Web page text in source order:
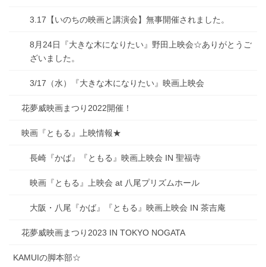
3.17【いのちの映画と講演会】無事開催されました。
8月24日『大きな木になりたい』野田上映会☆ありがとうご
ざいました。
3/17（水）『大きな木になりたい』映画上映会
花夢威映画まつり2022開催！
映画『ともる』上映情報★
長崎『かば』『ともる』映画上映会 IN 聖福寺
映画『ともる』上映会 at 八尾プリズムホール
大阪・八尾『かば』『ともる』映画上映会 IN 茶吉庵
花夢威映画まつり2023 IN TOKYO NOGATA
KAMUIの脚本部☆